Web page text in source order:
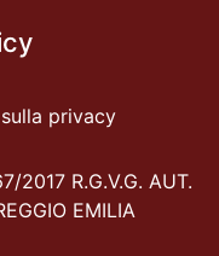
privacy
2017 R.G.V.G. AUT.
EMILIA